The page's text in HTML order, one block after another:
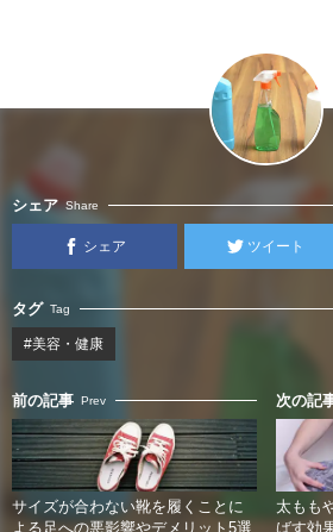
シェア Share
シェア ツイート
タグ Tag
#美容・健康
前の記事 Prev
サイズが合わない靴を履くことに
よる足への悪影響やデメリット5選
次の記
太もも
ばす効